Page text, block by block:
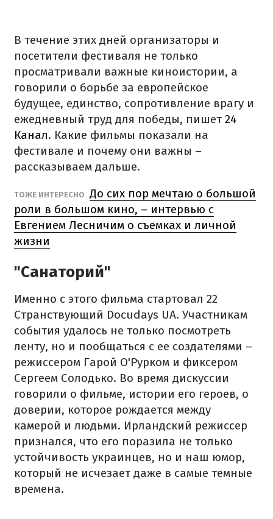
В течение этих дней организаторы и
посетители фестиваля не только
просматривали важные киноистории, а
говорили о борьбе за европейское
будущее, единство, сопротивление врагу и
ежедневный труд для победы, пишет24
Канал. Какие фильмы показали на
фестивале и почему они важны –
рассказываем дальше.
ТОЖЕ ИНТЕРЕСНО До сих пор мечтаю о большой
роли в большом кино, – интервью с
Евгением Лесничим о съемках и личной
жизни
"Санаторий"
Именно с этого фильма стартовал 22
Странствующий Docudays UA. Участникам
события удалось не только посмотреть
ленту, но и пообщаться с ее создателями –
режиссером Гарой О'Рурком и фиксером
Сергеем Солодько. Во время дискуссии
говорили о фильме, истории его героев, о
доверии, которое рождается между
камерой и людьми. Ирландский режиссер
признался, что его поразила не только
устойчивость украинцев, но и наш юмор,
который не исчезает даже в самые темные
времена.